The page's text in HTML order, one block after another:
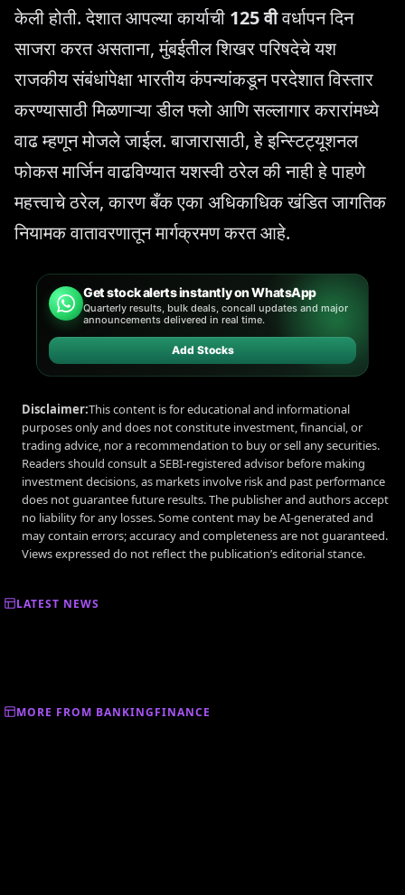
केली होती. देशात आपल्या कार्याची 125 वीवर्धापन दिन
साजरा करत असताना, मुंबईतील शिखर परिषदेचे यश
राजकीय संबंधांपेक्षा भारतीय कंपन्यांकडून परदेशात विस्तार
करण्यासाठी मिळणाऱ्या डील फ्लो आणि सल्लागार करारांमध्ये
वाढ म्हणून मोजले जाईल. बाजारासाठी, हे इन्स्टिट्यूशनल
फोकस मार्जिन वाढविण्यात यशस्वी ठरेल की नाही हे पाहणे
महत्त्वाचे ठरेल, कारण बँक एका अधिकाधिक खंडित जागतिक
नियामक वातावरणातून मार्गक्रमण करत आहे.
Get stock alerts instantly on WhatsApp
Quarterly results, bulk deals, concall updates and major
announcements delivered in real time.
Add Stocks
Disclaimer:This content is for educational and informational
purposes only and does not constitute investment, financial, or
trading advice, nor a recommendation to buy or sell any securities.
Readers should consult a SEBI-registered advisor before making
investment decisions, as markets involve risk and past performance
does not guarantee future results. The publisher and authors accept
no liability for any losses. Some content may be AI-generated and
may contain errors; accuracy and completeness are not guaranteed.
Views expressed do not reflect the publication’s editorial stance.
LATEST NEWS
MORE FROM BANKINGFINANCE